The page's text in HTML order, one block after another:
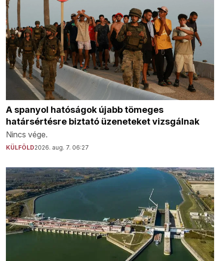
A spanyol hatóságok újabb tömeges
határsértésre biztató üzeneteket vizsgálnak
Nincs vége.
KÜLFÖLD2026. aug. 7. 06:27